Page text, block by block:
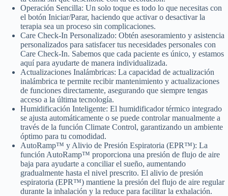
Operación Sencilla: Un solo toque es todo lo que necesitas con
el botón Iniciar/Parar, haciendo que activar o desactivar la
terapia sea un proceso sin complicaciones.
Care Check-In Personalizado: Obtén asesoramiento y asistencia
personalizados para satisfacer tus necesidades personales con
Care Check-In. Sabemos que cada paciente es único, y estamos
aquí para ayudarte de manera individualizada.
Actualizaciones Inalámbricas: La capacidad de actualización
inalámbrica te permite recibir mantenimiento y actualizaciones
de funciones directamente, asegurando que siempre tengas
acceso a la última tecnología.
Humidificación Inteligente: El humidificador térmico integrado
se ajusta automáticamente o se puede controlar manualmente a
través de la función Climate Control, garantizando un ambiente
óptimo para tu comodidad.
AutoRamp™ y Alivio de Presión Espiratoria (EPR™): La
función AutoRamp™ proporciona una presión de flujo de aire
baja para ayudarte a conciliar el sueño, aumentando
gradualmente hasta el nivel prescrito. El alivio de presión
espiratoria (EPR™) mantiene la presión del flujo de aire regular
durante la inhalación y la reduce para facilitar la exhalación.